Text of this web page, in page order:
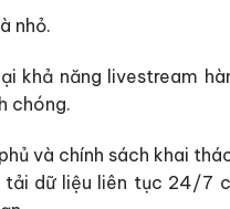
nhỏ.
năng livestream
chóng.
và chính sách khai
dữ liệu liên tục 24/7